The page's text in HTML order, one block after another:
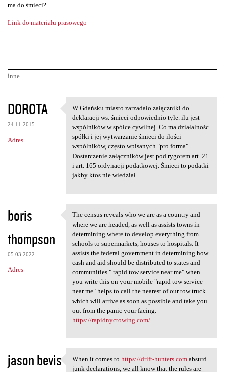
ma do śmieci?
Link do materiału prasowego
inne
K
o
m
e
z
e
DOROTA
24.11.2015
Adres
W Gdańsku miasto zarzadało
W Gdańsku miasto zarzadało załączniki do
deklaracji ws. śmieci odpowiednio tyle. ilu jest
wspólników w spółce cywilnej. Co ma działalnośc
spółki i jej wytwarzanie śmieci do ilości
wspólników, często wpisanych "pro forma".
Dostarczenie załączników jest pod rygorem art. 21
i art. 165 ordynacji podatkowej. Śmieci to podatki
jakby ktos nie wiedział.
boris
thompson
05.03.2022
Adres
The census reveals who we are
The census reveals who we are as a country and
where we are headed, as well as assists towns in
determining where to develop everything from
schools to supermarkets, houses to hospitals. It
assists the federal government in determining how
cash and aid should be distributed to states and
communities." rapid tow service near me" when
you write this on your mobile "rapid tow service
near me" helps to call the nearest of our tow truck
which will arrive as soon as possible and take you
out from the panic your facing.
https://rapidnyctowing.com/
jason bevis When it comes to https:/
When it comes to https://drift-hunters.comabsurd
junk declarations, we all know that the rules are